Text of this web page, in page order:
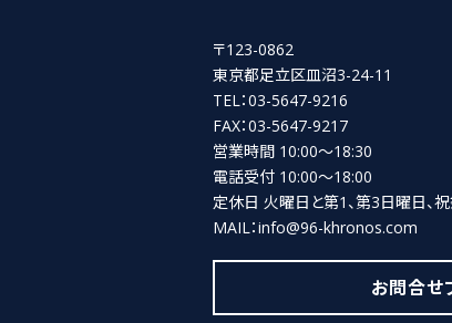
〒123-0862
東京都足立区皿沼3-24-11
TEL：03-5647-9216
FAX：03-5647-9217
営業時間 10:00～18:30
電話受付 10:00～18:00
定休日 火曜日と第1、第3日曜日、
MAIL：info@96-khronos.com
お問合せ